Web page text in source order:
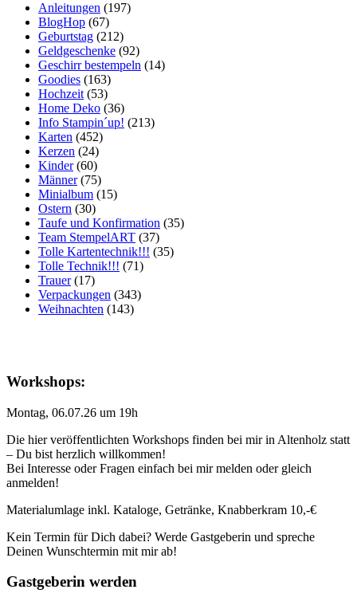
Anleitungen (197)
BlogHop (67)
Geburtstag (212)
Geldgeschenke (92)
Geschirr bestempeln (14)
Goodies (163)
Hochzeit (53)
Home Deko (36)
Info Stampin´up! (213)
Karten (452)
Kerzen (24)
Kinder(60)
Männer(75)
Minialbum (15)
Ostern (30)
Taufe und Konfirmation (35)
Team StempelART (37)
Tolle Kartentechnik!!! (35)
Tolle Technik!!! (71)
Trauer(17)
Verpackungen (343)
Weihnachten (143)
Workshops:
Montag, 06.07.26 um 19h
Die hier veröffentlichten Workshops finden bei mir in Altenholz statt
– Du bist herzlich willkommen!
Bei Interesse oder Fragen einfach bei mir melden oder gleich
anmelden!
Materialumlage inkl. Kataloge, Getränke, Knabberkram 10,-€
Kein Termin für Dich dabei? Werde Gastgeberin und spreche
Deinen Wunschtermin mit mir ab!
Gastgeberin werden